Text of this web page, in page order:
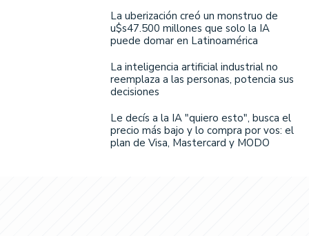
La uberización creó un monstruo de
u$s47.500 millones que solo la IA
puede domar en Latinoamérica
La inteligencia artificial industrial no
reemplaza a las personas, potencia sus
decisiones
Le decís a la IA "quiero esto", busca el
precio más bajo y lo compra por vos: el
plan de Visa, Mastercard y MODO